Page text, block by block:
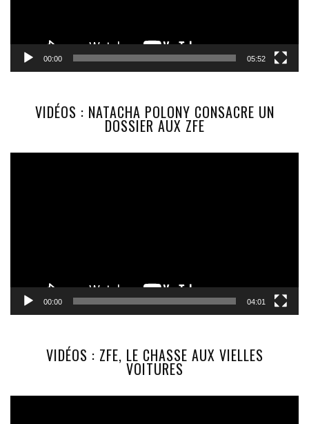
00:00 05:52
VIDÉOS : NATACHA POLONY CONSACRE UN
DOSSIER AUX ZFE
00:00 04:01
VIDÉOS : ZFE, LE CHASSE AUX VIELLES
VOITURES